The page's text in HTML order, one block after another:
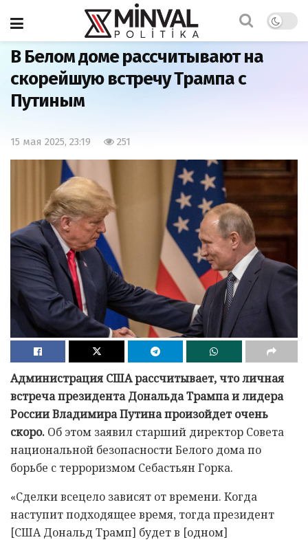
Главная Политика
В Белом доме рассчитывают на
скорейшую встречу Трампа с
Путиным
15 мая 2025, 23:19 251
Администрация США рассчитывает, что личная
встреча президента Дональда Трампа и лидера
России Владимира Путина произойдет очень
скоро. Об этом заявил старший директор Совета
национальной безопасности Белого дома по
борьбе с терроризмом Себастьян Горка.
«Сделки всецело зависят от времени. Когда
наступит подходящее время, тогда президент
[США Дональд Трамп] будет в [одном]